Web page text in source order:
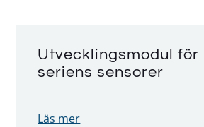
Utvecklingsmodul för
seriens sensorer
Läs mer